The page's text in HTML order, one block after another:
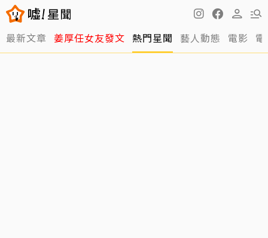
最新文章 姜厚任女友發文 熱門星聞 藝人動態 電影